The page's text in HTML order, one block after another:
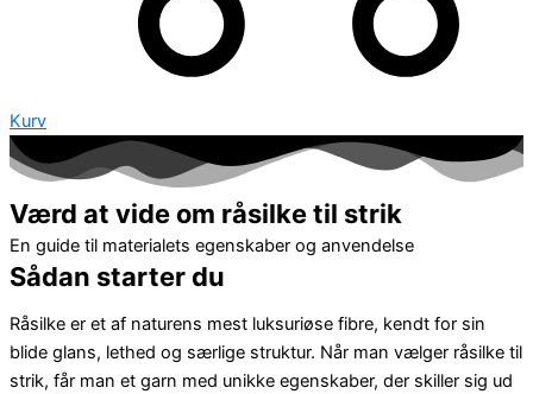
Kurv
Værd at vide om råsilke til strik
En guide til materialets egenskaber og anvendelse
Sådan starter du
Råsilke er et af naturens mest luksuriøse fibre, kendt for sin
blide glans, lethed og særlige struktur. Når man vælger råsilke til
strik, får man et garn med unikke egenskaber, der skiller sig ud